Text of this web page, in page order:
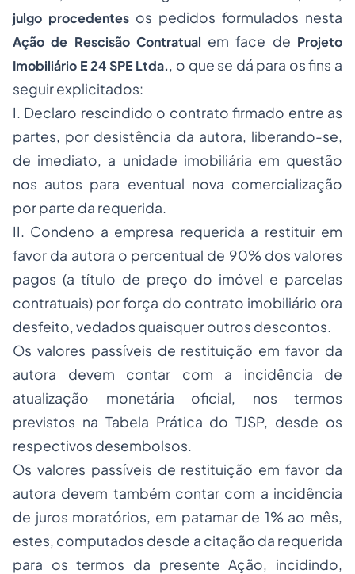
julgo procedentes os pedidos formulados nesta
Ação de Rescisão Contratual em face de Projeto
Imobiliário E 24 SPE Ltda., o que se dá para os fins a
seguir explicitados:
I. Declaro rescindido o contrato firmado entre as
partes, por desistência da autora, liberando-se,
de imediato, a unidade imobiliária em questão
nos autos para eventual nova comercialização
por parte da requerida.
II. Condeno a empresa requerida a restituir em
favor da autora o percentual de 90% dos valores
pagos (a título de preço do imóvel e parcelas
contratuais) por força do contrato imobiliário ora
desfeito, vedados quaisquer outros descontos.
Os valores passíveis de restituição em favor da
autora devem contar com a incidência de
atualização monetária oficial, nos termos
previstos na Tabela Prática do TJSP, desde os
respectivos desembolsos.
Os valores passíveis de restituição em favor da
autora devem também contar com a incidência
de juros moratórios, em patamar de 1% ao mês,
estes, computados desde a citação da requerida
para os termos da presente Ação, incidindo,